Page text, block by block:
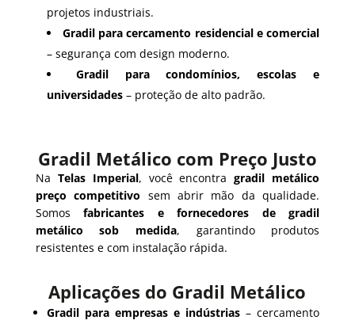
projetos industriais.
Gradil para cercamento residencial e comercial
– segurança com design moderno.
Gradil para condomínios, escolas e
universidades– proteção de alto padrão.
Gradil Metálico com Preço Justo
Na Telas Imperial, você encontragradil metálico
preço competitivo sem abrir mão da qualidade.
Somosfabricantes e fornecedores de gradil
metálico sob medida, garantindo produtos
resistentes e com instalação rápida.
Aplicações do Gradil Metálico
Gradil para empresas e indústrias – cercamento